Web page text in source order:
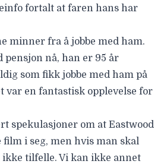
fortalt at faren hans har
minner fra å jobbe med ham.
pensjon nå, han er 95 år
som fikk jobbe med ham på
var en fantastisk opplevelse for
spekulasjoner om at Eastwood
i seg, men hvis man skal
ikke tilfelle. Vi kan ikke annet